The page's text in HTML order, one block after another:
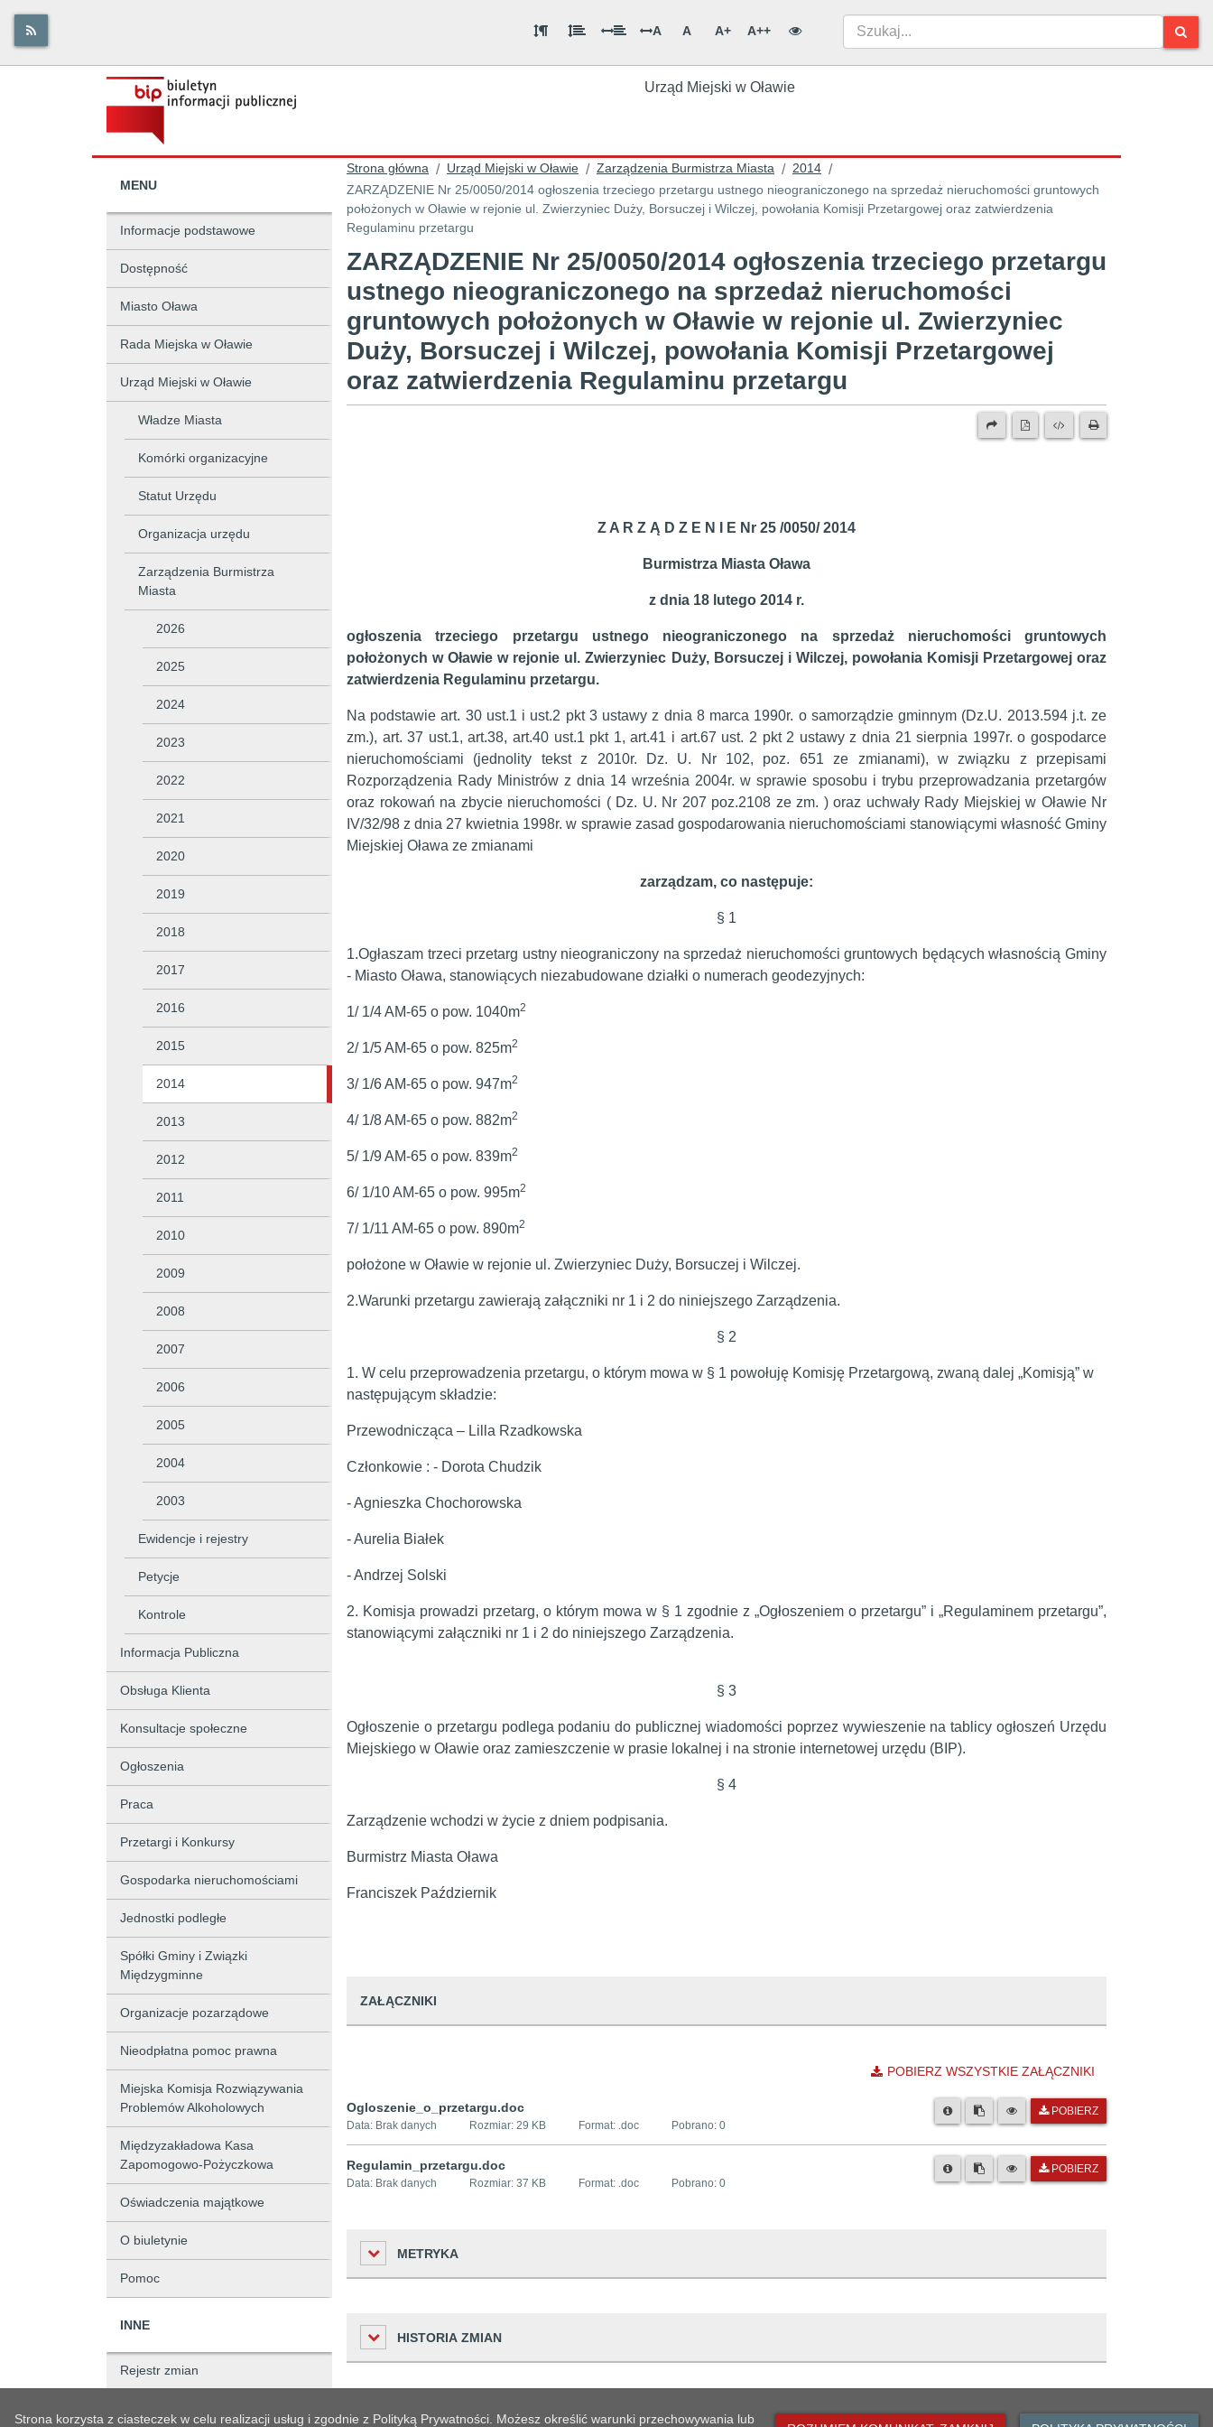
A A A+ A++
Urząd Miejski w Oławie
MENU
Informacje podstawowe
Dostępność
Miasto Oława
Rada Miejska w Oławie
Urząd Miejski w Oławie
Władze Miasta
Komórki organizacyjne
Statut Urzędu
Organizacja urzędu
Zarządzenia Burmistrza
Miasta
2026
2025
2024
2023
2022
2021
2020
2019
2018
2017
2016
2015
2014
2013
2012
2011
2010
2009
2008
2007
2006
2005
2004
2003
Ewidencje i rejestry
Petycje
Kontrole
Informacja Publiczna
Obsługa Klienta
Konsultacje społeczne
Ogłoszenia
Praca
Przetargi i Konkursy
Gospodarka nieruchomościami
Jednostki podległe
Spółki Gminy i Związki
Międzygminne
Organizacje pozarządowe
Nieodpłatna pomoc prawna
Miejska Komisja Rozwiązywania
Problemów Alkoholowych
Międzyzakładowa Kasa
Zapomogowo-Pożyczkowa
Oświadczenia majątkowe
O biuletynie
Pomoc
INNE
Rejestr zmian
Strona główna / Urząd Miejski w Oławie / Zarządzenia Burmistrza Miasta / 2014 /
ZARZĄDZENIE Nr 25/0050/2014 ogłoszenia trzeciego przetargu ustnego nieograniczonego na sprzedaż nieruchomości gruntowych
położonych w Oławie w rejonie ul. Zwierzyniec Duży, Borsuczej i Wilczej, powołania Komisji Przetargowej oraz zatwierdzenia
Regulaminu przetargu
ZARZĄDZENIE Nr 25/0050/2014 ogłoszenia trzeciego przetargu
ustnego nieograniczonego na sprzedaż nieruchomości
gruntowych położonych w Oławie w rejonie ul. Zwierzyniec
Duży, Borsuczej i Wilczej, powołania Komisji Przetargowej
oraz zatwierdzenia Regulaminu przetargu
Z A R Z Ą D Z E N I E Nr 25 /0050/ 2014
Burmistrza Miasta Oława
z dnia 18 lutego 2014 r.
ogłoszenia trzeciego przetargu ustnego nieograniczonego na sprzedaż nieruchomości gruntowych
położonych w Oławie w rejonie ul. Zwierzyniec Duży, Borsuczej i Wilczej, powołania Komisji Przetargowej oraz
zatwierdzenia Regulaminu przetargu.
Na podstawie art. 30 ust.1 i ust.2 pkt 3 ustawy z dnia 8 marca 1990r. o samorządzie gminnym (Dz.U. 2013.594 j.t. ze
zm.), art. 37 ust.1, art.38, art.40 ust.1 pkt 1, art.41 i art.67 ust. 2 pkt 2 ustawy z dnia 21 sierpnia 1997r. o gospodarce
nieruchomościami (jednolity tekst z 2010r. Dz. U. Nr 102, poz. 651 ze zmianami), w związku z przepisami
Rozporządzenia Rady Ministrów z dnia 14 września 2004r. w sprawie sposobu i trybu przeprowadzania przetargów
oraz rokowań na zbycie nieruchomości ( Dz. U. Nr 207 poz.2108 ze zm. ) oraz uchwały Rady Miejskiej w Oławie Nr
IV/32/98 z dnia 27 kwietnia 1998r. w sprawie zasad gospodarowania nieruchomościami stanowiącymi własność Gminy
Miejskiej Oława ze zmianami
zarządzam, co następuje:
§ 1
1.Ogłaszam trzeci przetarg ustny nieograniczony na sprzedaż nieruchomości gruntowych będących własnością Gminy
- Miasto Oława, stanowiących niezabudowane działki o numerach geodezyjnych:
1/ 1/4 AM-65 o pow. 1040m2
2/ 1/5 AM-65 o pow. 825m2
3/ 1/6 AM-65 o pow. 947m2
4/ 1/8 AM-65 o pow. 882m2
5/ 1/9 AM-65 o pow. 839m2
6/ 1/10 AM-65 o pow. 995m2
7/ 1/11 AM-65 o pow. 890m2
położone w Oławie w rejonie ul. Zwierzyniec Duży, Borsuczej i Wilczej.
2.Warunki przetargu zawierają załączniki nr 1 i 2 do niniejszego Zarządzenia.
§ 2
1. W celu przeprowadzenia przetargu, o którym mowa w § 1 powołuję Komisję Przetargową, zwaną dalej „Komisją” w
następującym składzie:
Przewodnicząca – Lilla Rzadkowska
Członkowie : - Dorota Chudzik
- Agnieszka Chochorowska
- Aurelia Białek
- Andrzej Solski
2. Komisja prowadzi przetarg, o którym mowa w § 1 zgodnie z „Ogłoszeniem o przetargu” i „Regulaminem przetargu”,
stanowiącymi załączniki nr 1 i 2 do niniejszego Zarządzenia.
§ 3
Ogłoszenie o przetargu podlega podaniu do publicznej wiadomości poprzez wywieszenie na tablicy ogłoszeń Urzędu
Miejskiego w Oławie oraz zamieszczenie w prasie lokalnej i na stronie internetowej urzędu (BIP).
§ 4
Zarządzenie wchodzi w życie z dniem podpisania.
Burmistrz Miasta Oława
Franciszek Październik
ZAŁĄCZNIKI
POBIERZ WSZYSTKIE ZAŁĄCZNIKI
Ogloszenie_o_przetargu.doc
Data: Brak danych Rozmiar: 29 KB Format: .doc Pobrano: 0
POBIERZ
Regulamin_przetargu.doc
Data: Brak danych Rozmiar: 37 KB Format: .doc Pobrano: 0
POBIERZ
METRYKA
Liczba odwiedzin
Podmiot udostępniający informację Urząd Miejski w Oławie
Osoba wprowadzająca informację Urszula Pałamarz
HISTORIA ZMIAN
Strona korzysta z ciasteczek w celu realizacji usług i zgodnie z Polityką Prywatności. Możesz określić warunki przechowywania lub